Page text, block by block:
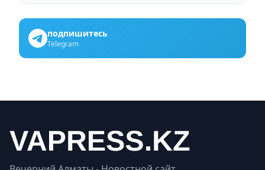
подпишитесь
Telegram